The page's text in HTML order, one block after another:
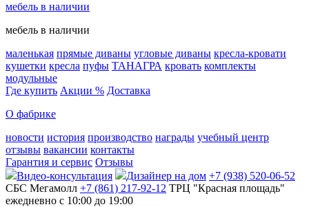
мебель в наличии
мебель в наличии
маленькая прямые диваны угловые диваны кресла-кровати
кушетки кресла пуфы ТАНАГРА кровать комплекты
модульные
Где купить Акции % Доставка
О фабрике
новости история производство награды учебный центр
отзывы вакансии контакты
Гарантия и сервис Отзывы
Видео-консультация
Дизайнер на дом +7 (938) 520-06-52
СБС Мегамолл +7 (861) 217-92-12 ТРЦ "Красная площадь"
ежедневно с 10:00 до 19:00